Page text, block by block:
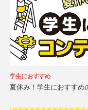
学生におすすめ
夏休み！学生におすすめ